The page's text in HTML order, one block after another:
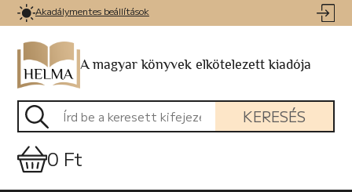
Akadálymentes beállítások
A magyar könyvek elkötelezett kiadója
KERESÉS
0 Ft